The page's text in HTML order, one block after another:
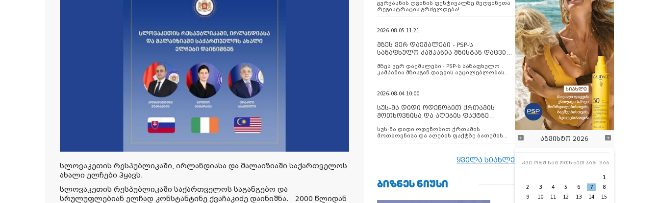
სლოვაკეთის რესპუბლიკაში, ირლანდიასა და მალაიზიაში საქართველოს
ახალი ელჩები ჰყავს.
სლოვაკეთის რესპუბლიკაში საქართველოს საგანგებო და
სრულუფლებიან ელჩად კონსტანტინე ქვაჩაკიძე დაინიშნა. 2000 წლიდან
გურჯაანის ღვინის ფესტივალზე მეღვინეთა
რეგისტრაცია გრძელდება!
2026-08-05 11:21
მზეს ვერ დაემალები - PSP-ს
საზაფხულო კამპანია მზისგან დაცვის
მზეს ვერ დაემალები - PSP-ს საზაფხულო
კამპანია მზისგან დაცვის აუცილებლობას
გვახსენებს
2026-08-04 10:00
სუს-მა დიდი ოდენობით ქრთამის
მოთხოვნისა და აღების ფაქტზე
დააკავა
სუს-მა დიდი ოდენობით ქრთამის
მოთხოვნისა და აღების ფაქტზე ბათუმის
მერიის თანამშრომელი დააკავა
ყველა სიახლე
ᲑᲘᲖᲜᲔᲡ ᲜᲘᲣᲡᲘ
აგვისტო 2026
კვი ორშ სამ ოთხ ხუთ პარ შაბ
1
2
3 4 5 6 7
8
9
10 11 12 13 14
15